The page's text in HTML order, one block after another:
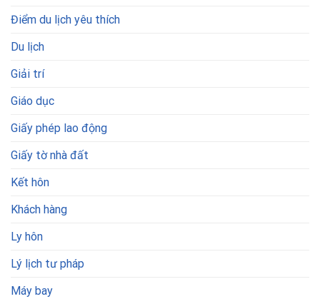
Điểm du lịch yêu thích
Du lịch
Giải trí
Giáo dục
Giấy phép lao động
Giấy tờ nhà đất
Kết hôn
Khách hàng
Ly hôn
Lý lịch tư pháp
Máy bay